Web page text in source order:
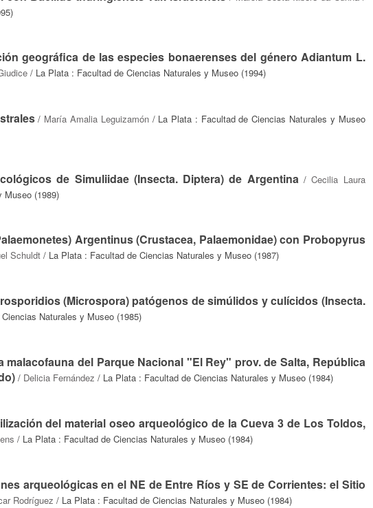
geográfica de las especies bonaerenses del género Adiantum L.
/ La Plata : Facultad de Ciencias Naturales y Museo (1994)
/ María Amalia Leguizamón/ La Plata : Facultad de Ciencias Naturales y Museo
de Simuliidae (Insecta. Diptera) de Argentina/Cecilia Laura
Museo (1989)
Argentinus (Crustacea, Palaemonidae) con Probopyrus
Schuldt / La Plata : Facultad de Ciencias Naturales y Museo (1987)
(Microspora) patógenos de simúlidos y culícidos (Insecta.
Naturales y Museo (1985)
del Parque Nacional "El Rey" prov. de Salta, República
/ Delicia Fernández / La Plata : Facultad de Ciencias Naturales y Museo (1984)
del material oseo arqueológico de la Cueva 3 de Los Toldos,
/ La Plata : Facultad de Ciencias Naturales y Museo (1984)
arqueológicas en el NE de Entre Ríos y SE de Corrientes: el Sitio
Rodríguez / La Plata : Facultad de Ciencias Naturales y Museo (1984)